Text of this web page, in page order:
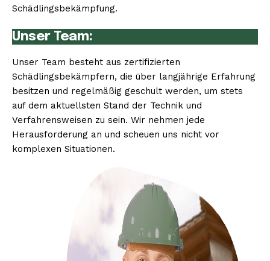
Schädlingsbekämpfung.
Unser Team:
Unser Team besteht aus zertifizierten
Schädlingsbekämpfern, die über langjährige Erfahrung
besitzen und regelmäßig geschult werden, um stets
auf dem aktuellsten Stand der Technik und
Verfahrensweisen zu sein. Wir nehmen jede
Herausforderung an und scheuen uns nicht vor
komplexen Situationen.